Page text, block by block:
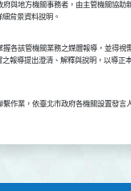
與地方機關事務者，由主管機關協助
細背景資料說明。
各該管機關業務之媒體報導，並得視
之報導提出澄清、解釋與說明，以導正
作業，依臺北市政府各機關設置發言